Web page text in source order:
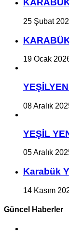
25 Şubat
19 Ocak
08 Aralık
YEŞİL
05 Aralık
Karabük
14 Kasım
Güncel Haberler